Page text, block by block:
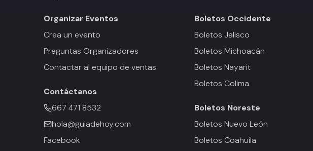
Organizar Eventos
Crea un evento
Preguntas Organizadores
Contactar al equipo de ventas
Contáctanos
667 471 8532
hola@guiadehoy.com
Facebook
Boletos Occidente
Boletos Jalisco
Boletos Michoacán
Boletos Nayarit
Boletos Colima
Boletos Noreste
Boletos Nuevo León
Boletos Coahuila